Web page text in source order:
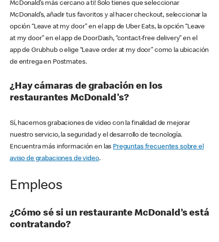
McDonald’s más cercano a ti! Solo tienes que seleccionar
McDonald’s, añadir tus favoritos y al hacer checkout, seleccionar la
opción “Leave at my door” en el app de Uber Eats, la opción “Leave
at my door” en el app de DoorDash, “contact-free delivery” en el
app de Grubhub o elige “Leave order at my door” como la ubicación
de entrega en Postmates.
¿Hay cámaras de grabación en los
restaurantes McDonald's?
Sí, hacemos grabaciones de video con la finalidad de mejorar
nuestro servicio, la seguridad y el desarrollo de tecnología.
Encuentra más información en las Preguntas frecuentes sobre el
aviso de grabaciones de video.
Empleos
¿Cómo sé si un restaurante McDonald’s está
contratando?